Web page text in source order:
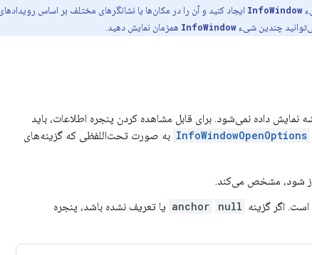
InfoWindow ایجاد کنید و آن را در مکان‌ها یا نشانگرهای مختلف بر اساس رویدادهای
چندین شیء InfoWindow همزمان نمایش دهید.
داده نمی‌شود. برای قابل مشاهده کردن پنجره اطلاعات، باید
InfoWindowOpenOptions به صورت تحت‌اللفظی که گزینه‌های
باز شود، مشخص می‌کند.
اگر گزینه anchor null
یا تعریف نشده باشد، پنجره